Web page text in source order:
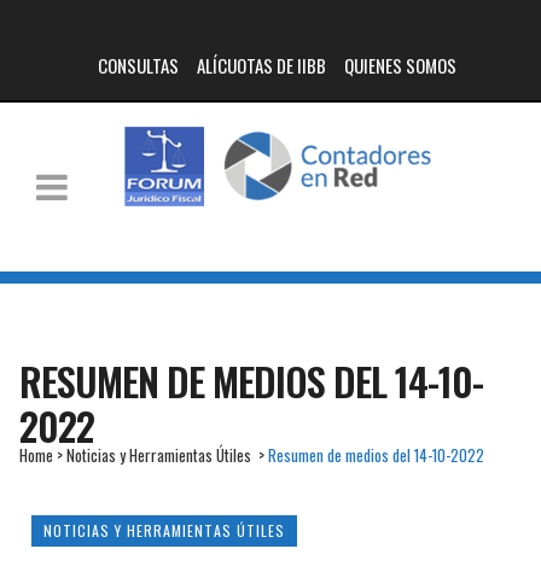
CONSULTAS ALÍCUOTAS DE IIBB QUIENES SOMOS
RESUMEN DE MEDIOS DEL 14-10-
2022
Home >Noticias y Herramientas Útiles >Resumen de medios del 14-10-2022
NOTICIAS Y HERRAMIENTAS ÚTILES